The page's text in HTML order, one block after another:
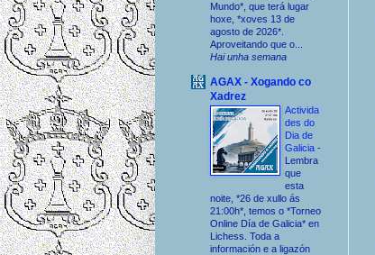
Mundo*, que terá lugar
hoxe, *xoves 13 de
agosto de 2026*.
Aproveitando que o...
Hai unha semana
AGAX - Xogando co
Xadrez
Activida
des do
Dia de
Galicia -
Lembra
que
esta
noite, *26 de xullo ás
21:00h*, temos o *Torneo
Online Día de Galicia* en
Lichess. Toda a
información e a ligazón